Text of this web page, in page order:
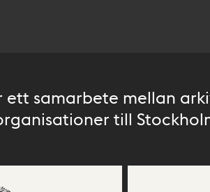
ett samarbete mellan
till